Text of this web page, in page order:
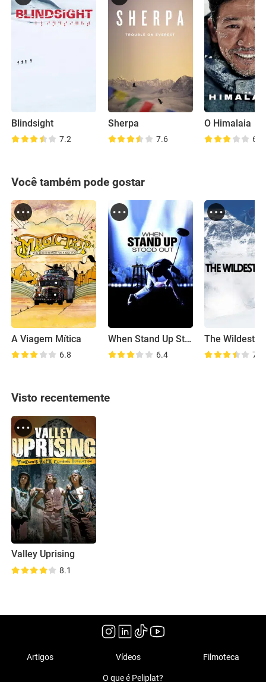
Blindsight
7.2
Sherpa
7.6
O Himalaia
6.4
Você também pode gostar
A Viagem Mítica
6.8
When Stand Up Stood Out
6.4
The Wildest
7.2
Visto recentemente
Valley Uprising
8.1
Artigos Vídeos Filmoteca
O que é Peliplat?